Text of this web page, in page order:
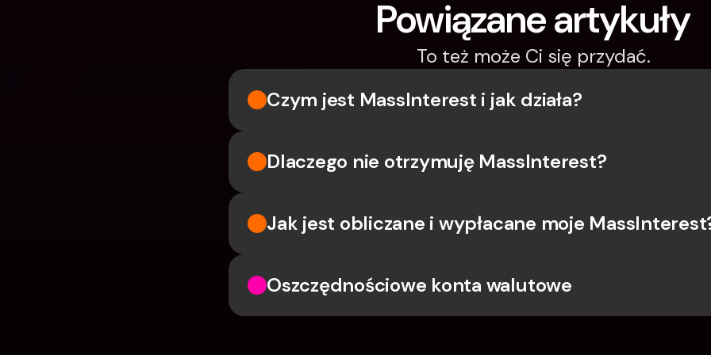
Powiązane artykuły
To też może Ci się przydać.
Czym jest MassInterest i jak działa?
Dlaczego nie otrzymuję MassInterest?
Jak jest obliczane i wypłacane moje
Oszczędnościowe konta walutowe